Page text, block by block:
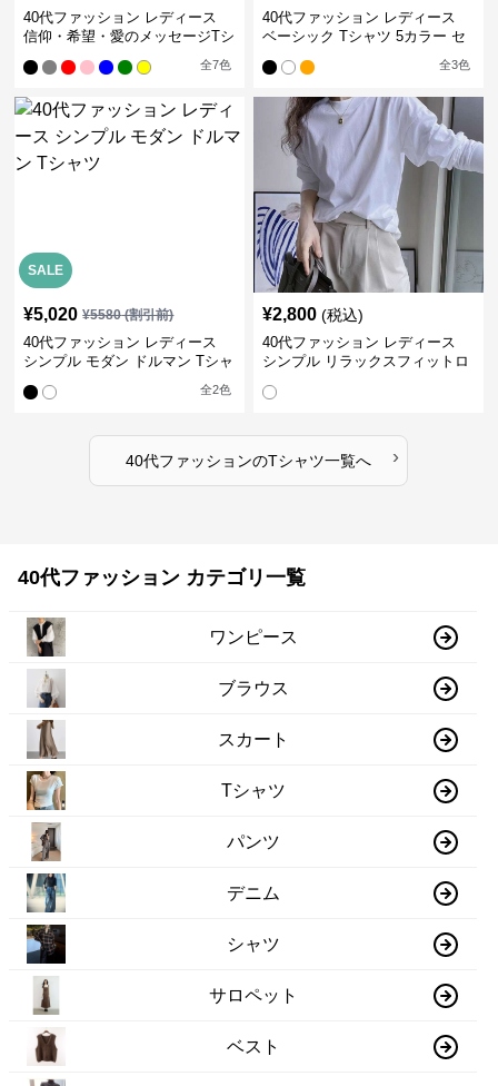
40代ファッション レディース
信仰・希望・愛のメッセージTシ
全7色
40代ファッション レディース
ベーシック Tシャツ 5カラー セ
全3色
SALE
¥5,020 ¥5580(割引前)
40代ファッション レディース
シンプル モダン ドルマン Tシャ
全2色
¥2,800 (税込)
40代ファッション レディース
シンプル リラックスフィットロ
40代ファッションのTシャツ一覧へ ›
40代ファッション カテゴリ一覧
ワンピース
ブラウス
スカート
Tシャツ
パンツ
デニム
シャツ
サロペット
ベスト